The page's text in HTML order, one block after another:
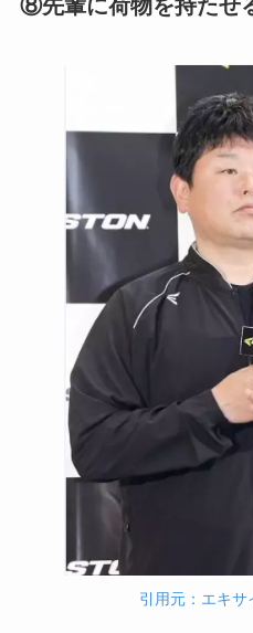
⑧先輩に荷物を持たせ
引用元：エキサ